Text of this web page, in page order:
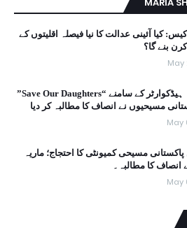
کیا آئینی عدالت کا نیا فیصلہ اقلیتوں کے
بنے گا؟
May
اقوام متحدہ ہیڈکوارٹر کے سامنے “Save Our Daughters”
مسیحیوں نے انصاف کا مطالبہ کر دیا
May
پاکستانی مسیحی کمیونٹی کا احتجاج؛ ماریہ
انصاف کا مطالبہ۔
May